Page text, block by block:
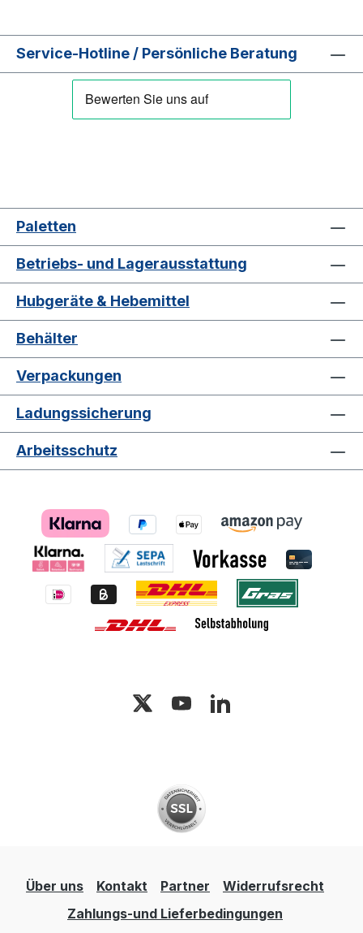
Service-Hotline / Persönliche Beratung
Paletten
Betriebs- und Lagerausstattung
Hubgeräte & Hebemittel
Behälter
Verpackungen
Ladungssicherung
Arbeitsschutz
Über uns Kontakt Partner
Widerrufsrecht
Zahlungs-und Lieferbedingungen